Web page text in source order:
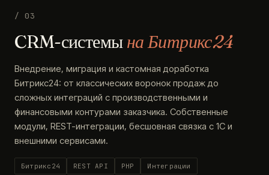
/ 03
CRM-системына Битрикс24
Внедрение, миграция и кастомная доработка
Битрикс24: от классических воронок продаж до
сложных интеграций с производственными и
финансовыми контурами заказчика. Собственные
модули, REST-интеграции, бесшовная связка с 1С и
внешними сервисами.
Битрикс24 REST API PHP Интеграции